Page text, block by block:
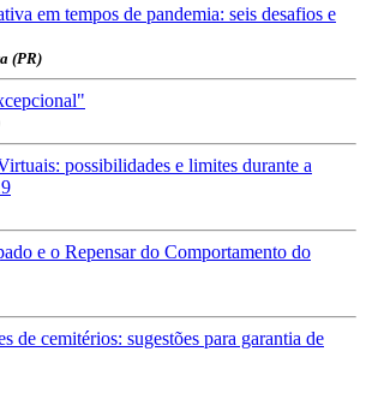
em tempos de pandemia: seis desafios e
(PR)
possibilidades e limites durante a
e o Repensar do Comportamento do
de cemitérios: sugestões para garantia de